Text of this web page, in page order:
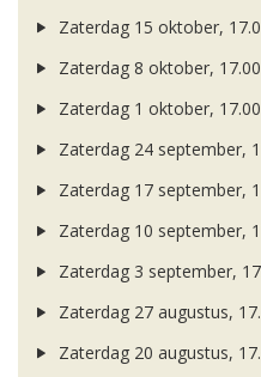
Zaterdag 15 oktober,
Zaterdag 8 oktober,
Zaterdag 1 oktober,
Zaterdag 24 september,
Zaterdag 17 september,
Zaterdag 10 september,
Zaterdag 3 september,
Zaterdag 27 augustus,
Zaterdag 20 augustus,